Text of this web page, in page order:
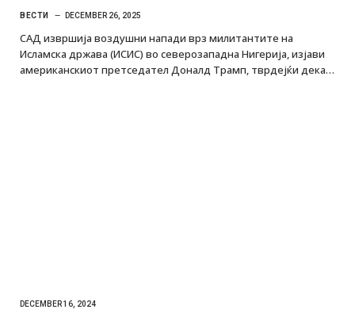
ВЕСТИ DECEMBER 26, 2025
САД извршија воздушни напади врз милитантите на
Исламска држава (ИСИС) во северозападна Нигерија, изјави
американскиот претседател Доналд Трамп, тврдејќи дека…
DECEMBER 16, 2024